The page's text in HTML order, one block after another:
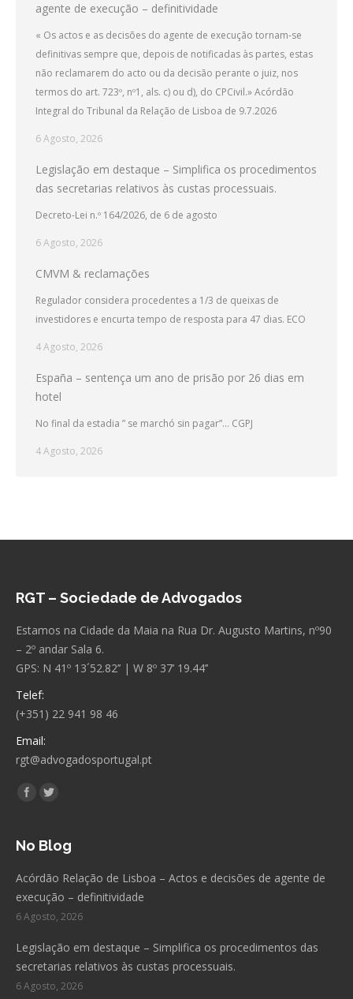
agente de execução – definitividade
« Os actos e as decisões do agente de execução tornam-se
definitivas sempre que, depois de notificadas às partes, estas
não reclamarem do acto ou da decisão perante o juiz, nos
termos do art. 723º, nº1, als. c) ou d), do CPCivil.» Acórdão
Integral do Tribunal da Relação de Lisboa de 9.7.2026
6 Agosto, 2026
Legislação em destaque – Simplifica os procedimentos
das secretarias relativos às custas processuais.
Decreto-Lei n.º 164/2026, de 6 de agosto
6 Agosto, 2026
CMVM & reclamações
Regulador considera procedentes a 1/3 de queixas de
investidores e encurta tempo de resposta para 47 dias. ECO
4 Agosto, 2026
España – sentença um ano de prisão por 26 dias em
hotel
No final da estadia ” se marchó sin pagar”… CGPJ
4 Agosto, 2026
RGT – Sociedade de Advogados
Estamos na Cidade da Maia na Rua Dr. Augusto Martins, nº90
– 2º andar Sala 6.
GPS: N 41º 13´52.82’’ | W 8º 37’ 19.44’’
Telef:
(+351) 22 941 98 46
Email:
rgt@advogadosportugal.pt
Encontre-nos em:
Facebook
Twitter
No Blog
Acórdão Relação de Lisboa – Actos e decisões de agente de
execução – definitividade
6 Agosto, 2026
Legislação em destaque – Simplifica os procedimentos das
secretarias relativos às custas processuais.
6 Agosto, 2026